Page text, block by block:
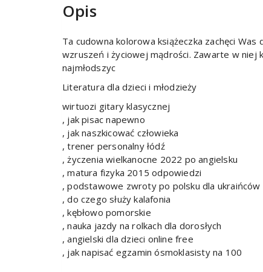
Opis
Ta cudowna kolorowa książeczka zachęci
wzruszeń i życiowej mądrości. Zawarte w niej
najmłodszyc
Literatura dla dzieci i młodzieży
wirtuozi gitary klasycznej
, jak pisac napewno
, jak naszkicować człowieka
, trener personalny łódź
, życzenia wielkanocne 2022 po angielsku
, matura fizyka 2015 odpowiedzi
, podstawowe zwroty po polsku dla ukraińców
, do czego służy kalafonia
, kębłowo pomorskie
, nauka jazdy na rolkach dla dorosłych
, angielski dla dzieci online free
, jak napisać egzamin ósmoklasisty na 100